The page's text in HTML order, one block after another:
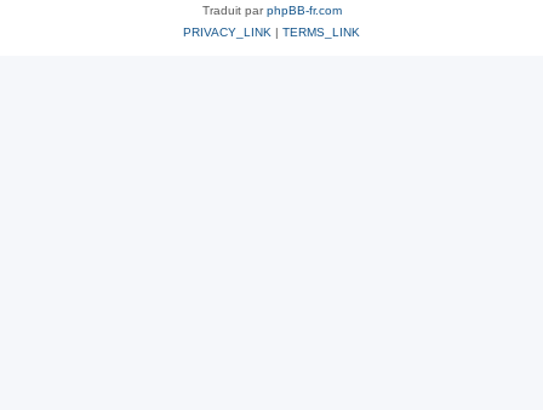
Traduit parphpBB-fr.com
PRIVACY_LINK | TERMS_LINK